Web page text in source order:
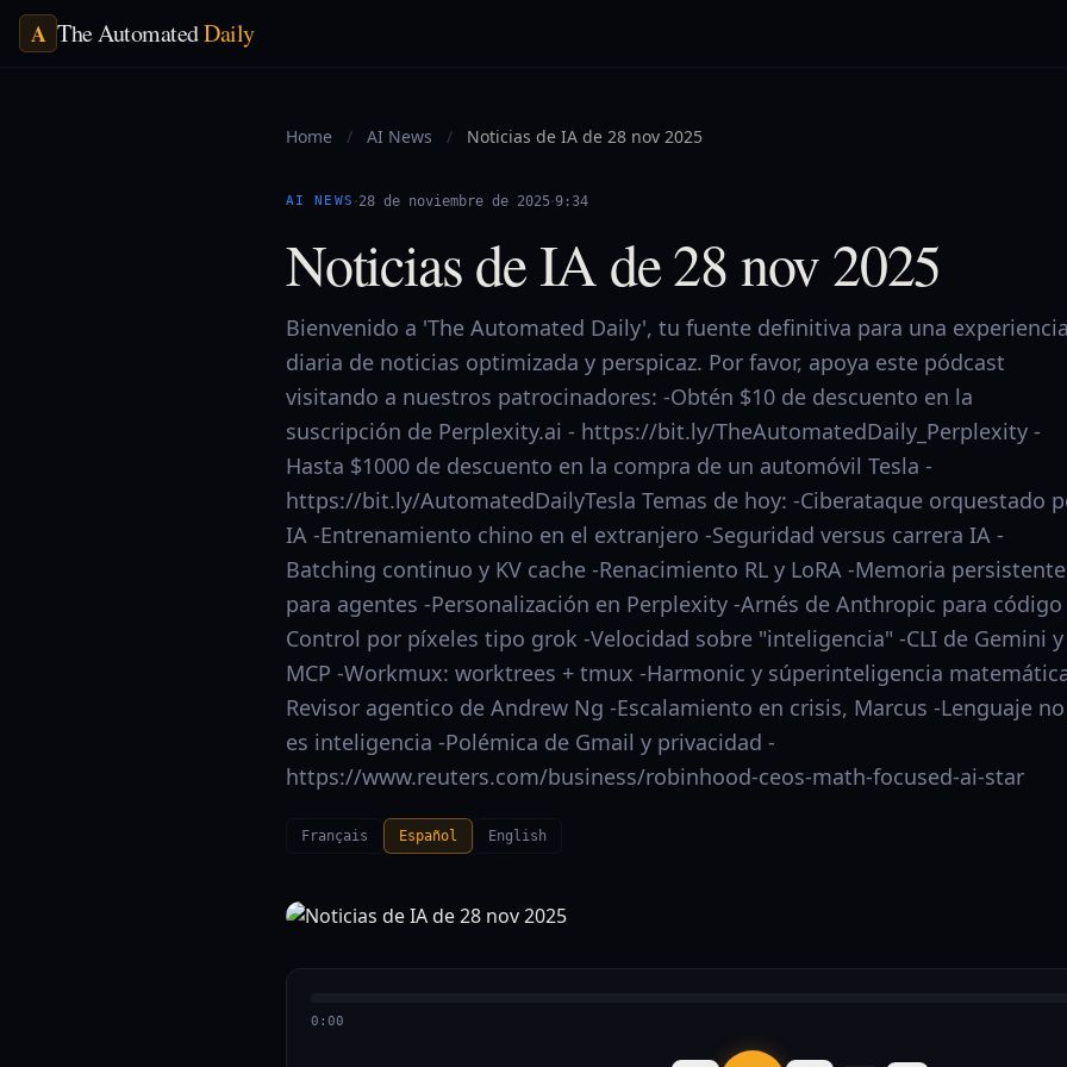
A The AutomatedDaily
Home / AI News / Noticias de IA de 28 nov 2025
AI NEWS ·28 de noviembre de 2025·9:34
Noticias de IA de 28 nov 2025
Bienvenido a 'The Automated Daily', tu fuente definitiva para una experiencia
diaria de noticias optimizada y perspicaz. Por favor, apoya este pódcast
visitando a nuestros patrocinadores: -Obtén $10 de descuento en la
suscripción de Perplexity.ai - https://bit.ly/TheAutomatedDaily_Perplexity -
Hasta $1000 de descuento en la compra de un automóvil Tesla -
https://bit.ly/AutomatedDailyTesla Temas de hoy: -Ciberataque orquestado
IA -Entrenamiento chino en el extranjero -Seguridad versus carrera IA -
Batching continuo y KV cache -Renacimiento RL y LoRA -Memoria persistente
para agentes -Personalización en Perplexity -Arnés de Anthropic para código
Control por píxeles tipo grok -Velocidad sobre "inteligencia" -CLI de Gemini y
MCP -Workmux: worktrees + tmux -Harmonic y súperinteligencia
Revisor agentico de Andrew Ng -Escalamiento en crisis, Marcus -Lenguaje no
es inteligencia -Polémica de Gmail y privacidad -
https://www.reuters.com/business/robinhood-ceos-math-focused-ai-star
Français Español English
0:00